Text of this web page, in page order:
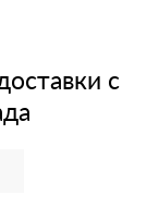
с